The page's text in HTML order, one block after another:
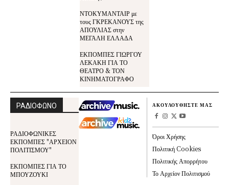
ΝΤΟΚΥΜΑΝΤΑΙΡ με
τους ΓΚΡΕΚΑΝΟΥΣ της
ΑΠΟΥΛΙΑΣ στην
ΜΕΓΑΛΗ ΕΛΛΑΔΑ
ΕΚΠΟΜΠΕΣ ΓΙΩΡΓΟΥ
ΛΕΚΑΚΗ ΓΙΑ ΤΟ
ΘΕΑΤΡΟ & ΤΟΝ
ΚΙΝΗΜΑΤΟΓΡΑΦΟ
ΡΑΔΙΟΦΩΝΟ
ΡΑΔΙΟΦΩΝΙΚΕΣ
ΕΚΠΟΜΠΕΣ "ΑΡΧΕΙΟΝ
ΠΟΛΙΤΙΣΜΟΥ"
ΕΚΠΟΜΠΕΣ ΓΙΑ ΤΟ
ΜΠΟΥΖΟΥΚΙ
ΑΚΟΥΛΟΥΘΗΣΤΕ ΜΑΣ
Όροι Χρήσης
Πολιτική Cookies
Πολιτικής Απορρήτου
Το Αρχείον Πολιτισμού